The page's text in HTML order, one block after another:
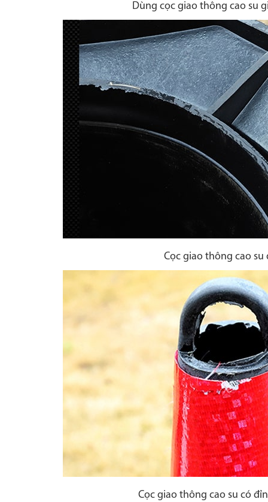
Dùng cọc giao thông cao su
Cọc giao thông cao su
Cọc giao thông cao su có